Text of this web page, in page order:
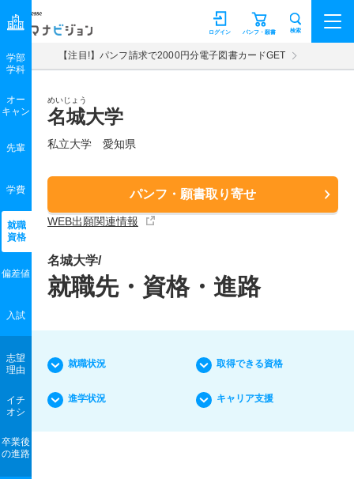
マナビジョン パンフ・願書
ログイン 検索
【注目!】パンフ請求で2000円分電子図書カードGET
めいじょう
名城大学
私立大学 愛知県
パンフ・願書取り寄せ
WEB出願関連情報
学部
学科
オー
キャン
先輩
学費
就職
資格
偏差値
入試
志望
理由
イチ
オシ
卒業後
の進路
名城大学/
就職先・資格・進路
就職状況 取得できる資格
進学状況 キャリア支援